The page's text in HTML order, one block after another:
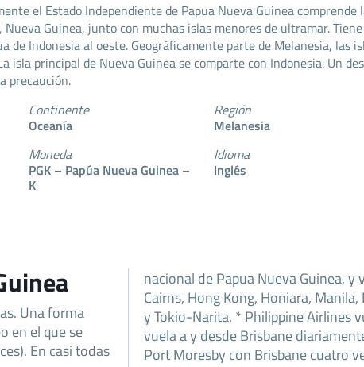
el Estado Independiente de Papua Nueva Guinea
Nueva Guinea, junto con muchas islas menores de ultramar.
de Indonesia al oeste. Geográficamente parte de Melanesia, las
isla principal de Nueva Guinea se comparte con Indonesia. Un
precaución.
Continente
Oceanía
Región
Melanesia
Moneda
PGK – Papúa Nueva Guinea –
K
Idioma
Inglés
Una forma
en el que se
En casi todas
nacional de Papua Nueva Guinea, y
Cairns, Hong Kong, Honiara,
y Tokio-Narita. * Philippine Airlines
vuela a y desde Brisbane
Port Moresby con Brisbane cuatro